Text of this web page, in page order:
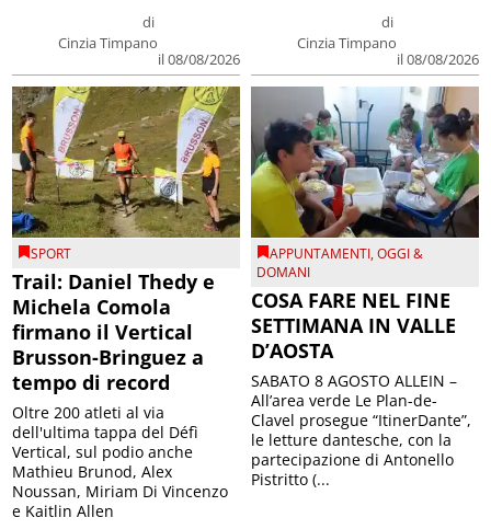
di
Cinzia Timpano
il 08/08/2026
di
Cinzia Timpano
il 08/08/2026
SPORT
Trail: Daniel Thedy e
Michela Comola
firmano il Vertical
Brusson-Bringuez a
tempo di record
Oltre 200 atleti al via
dell'ultima tappa del Défì
Vertical, sul podio anche
Mathieu Brunod, Alex
Noussan, Miriam Di Vincenzo
e Kaitlin Allen
APPUNTAMENTI,OGGI &
DOMANI
COSA FARE NEL FINE
SETTIMANA IN VALLE
D’AOSTA
SABATO 8 AGOSTO ALLEIN –
All’area verde Le Plan-de-
Clavel prosegue “ItinerDante”,
le letture dantesche, con la
partecipazione di Antonello
Pistritto (...